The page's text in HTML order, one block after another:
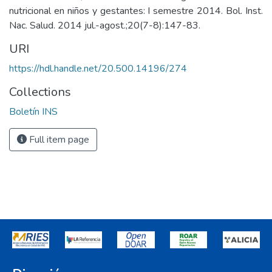
nutricional en niños y gestantes: I semestre 2014. Bol. Inst.
Nac. Salud. 2014 jul.-agost.;20(7-8):147-83.
URI
https://hdl.handle.net/20.500.14196/274
Collections
Boletín INS
Full item page